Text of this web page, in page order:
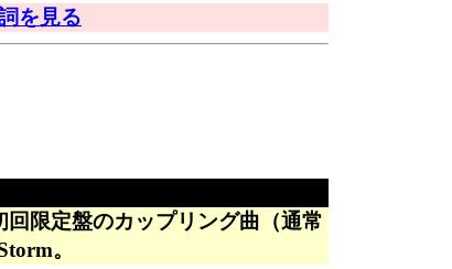
を見る
回限定盤のカップリング曲（通常
。